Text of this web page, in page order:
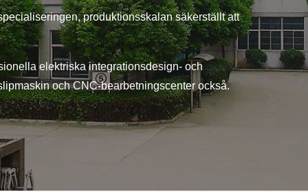
produktionsskalan säkerställt att
elektriska integrationsdesign- och
och CNC-bearbetningscenter också.